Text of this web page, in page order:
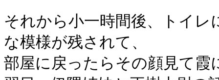
それから小一時間後、トイ
な模様が残されて、
部屋に戻ったらその顔見て